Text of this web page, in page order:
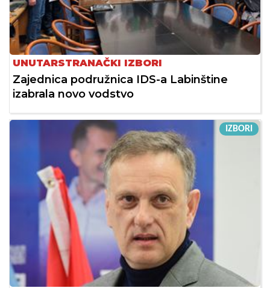
UNUTARSTRANAČKI IZBORI
Zajednica podružnica IDS-a Labinštine
izabrala novo vodstvo
IZBORI